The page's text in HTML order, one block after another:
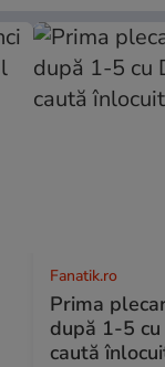
Fanatik.ro
Prima
după 1-5
caută